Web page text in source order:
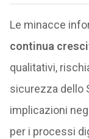
Le minacce
continua
qualitativi,
sicurezza dello
implicazioni
per i processi